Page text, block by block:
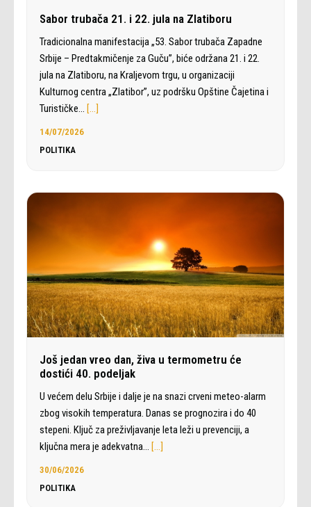
Sabor trubača 21. i 22. jula na Zlatiboru
Tradicionalna manifestacija „53. Sabor trubača Zapadne
Srbije – Predtakmičenje za Guču”, biće održana 21. i 22.
jula na Zlatiboru, na Kraljevom trgu, u organizaciji
Kulturnog centra „Zlatibor”, uz podršku Opštine Čajetina i
Turističke… […]
14/07/2026
POLITIKA
Još jedan vreo dan, živa u termometru će
dostići 40. podeljak
U većem delu Srbije i dalje je na snazi crveni meteo-alarm
zbog visokih temperatura. Danas se prognozira i do 40
stepeni. Ključ za preživljavanje leta leži u prevenciji, a
ključna mera je adekvatna… […]
30/06/2026
POLITIKA